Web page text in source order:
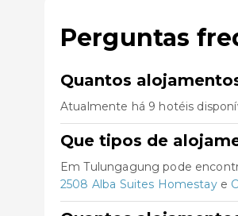
Perguntas
Quantos
Atualmente há 9 hotéis
Que tipos de
Em Tulungagung pode
2508 Alba Suites Homestaye